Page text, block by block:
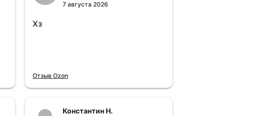
7 августа 2026
Хз
Отзыв Ozon
Константин Н.